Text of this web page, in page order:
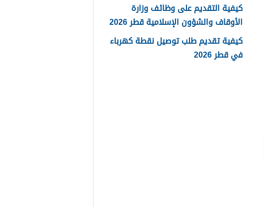
كيفية التقديم على وظائف وزارة
الأوقاف والشؤون الإسلامية قطر 2026
كيفية تقديم طلب توصيل نقطة كهرباء
في قطر 2026